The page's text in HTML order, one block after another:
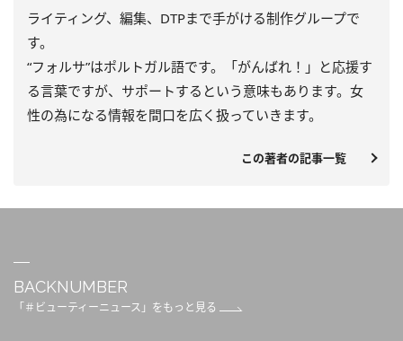
ライティング、編集、DTPまで手がける制作グループで
す。
“フォルサ”はポルトガル語です。「がんばれ！」と応援す
る言葉ですが、サポートするという意味もあります。女
性の為になる情報を間口を広く扱っていきます。
この著者の記事一覧
BACKNUMBER
「＃ビューティーニュース」をもっと見る